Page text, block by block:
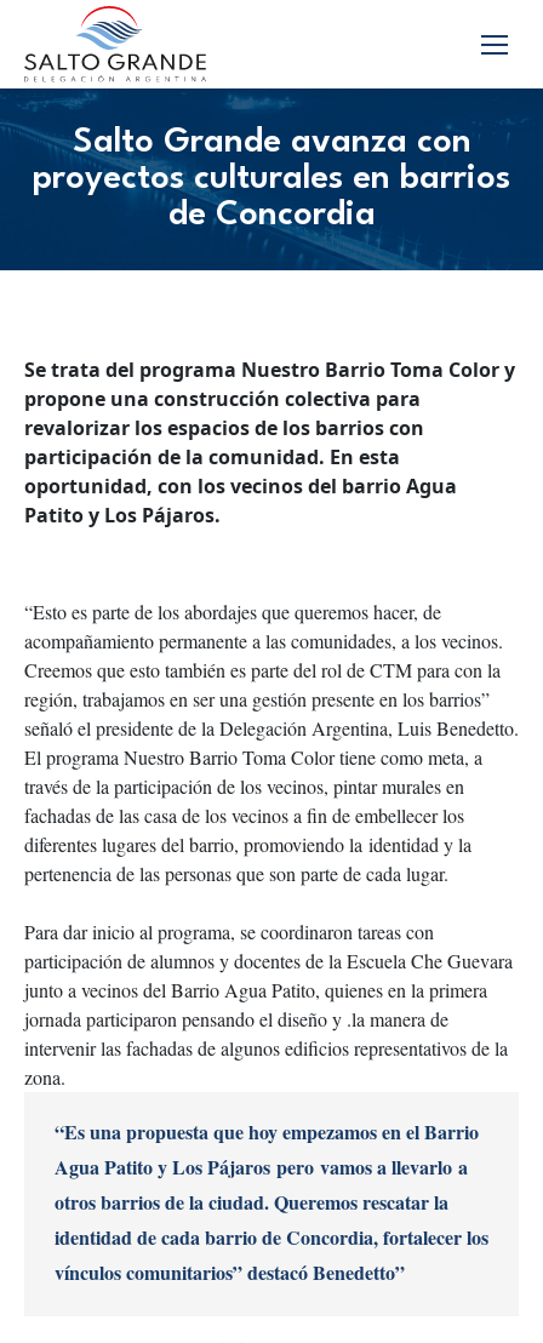
Salto Grande avanza con
proyectos culturales en barrios
de Concordia
Se trata del programa Nuestro Barrio Toma Color y
propone una construcción colectiva para
revalorizar los espacios de los barrios con
participación de la comunidad. En esta
oportunidad, con los vecinos del barrio Agua
Patito y Los Pájaros.
“Esto es parte de los abordajes que queremos hacer, de
acompañamiento permanente a las comunidades, a los vecinos.
Creemos que esto también es parte del rol de CTM para con la
región​, trabajamos en ser una gestión presente en los barrios​”
señaló el presidente de la Delegación Argentina, Luis Benedetto.
El programa Nuestro Barrio Toma Color tiene como meta, a
través de la participación de los vecinos, pintar murales en
fachadas de las casa de los vecinos a fin de embellecer los
diferentes lugares del barrio, promoviendo la ​identidad y la
pertenencia de las personas que son parte de cada lugar.
Para dar inicio al programa, se coordinaron tareas con
participación de alumnos y docentes de la Escuela Che Guevara
junto a vecinos del Barrio Agua Patito, quienes en la primera
jornada participaron pensando el diseño y .la manera de
intervenir las fachadas de algunos edificios representativos de la
zona.
“Es una propuesta que hoy empezamos en el Barrio
Agua Patito​ y Los Pájaros​ pero ​vamos a ​llevar​lo a
otros barrios de la ciudad. Queremos rescatar la
identidad de cada barrio de Concordia, fortalecer los
vínculos​ comunitarios​” destacó Benedetto”